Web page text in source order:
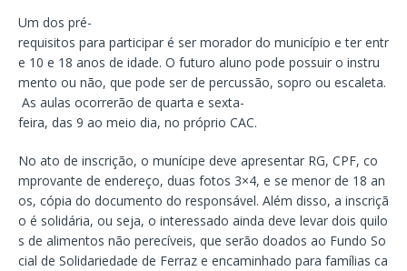
Um dos pré-
requisitos para participar é ser morador do município e ter entr
e 10 e 18 anos de idade. O futuro aluno pode possuir o instru
mento ou não, que pode ser de percussão, sopro ou escaleta.
As aulas ocorrerão de quarta e sexta-
feira, das 9 ao meio dia, no próprio CAC.
No ato de inscrição, o munícipe deve apresentar RG, CPF, co
mprovante de endereço, duas fotos 3×4, e se menor de 18 an
os, cópia do documento do responsável. Além disso, a inscriçã
o é solidária, ou seja, o interessado ainda deve levar dois quilo
s de alimentos não perecíveis, que serão doados ao Fundo So
cial de Solidariedade de Ferraz e encaminhado para famílias ca